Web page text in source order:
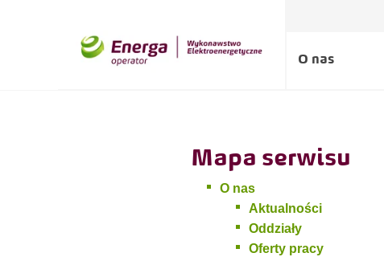
O nas
Mapa serwisu
O nas
Aktualności
Oddziały
Oferty pracy